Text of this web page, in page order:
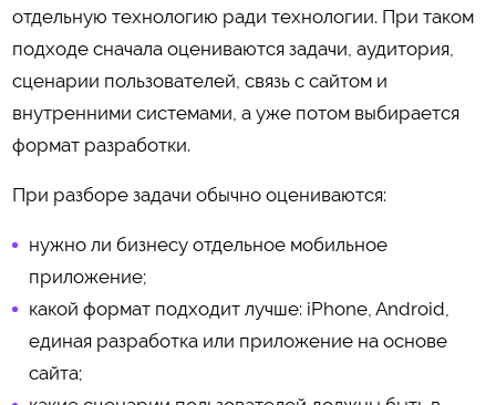
отдельную технологию ради технологии. При таком
подходе сначала оцениваются задачи, аудитория,
сценарии пользователей, связь с сайтом и
внутренними системами, а уже потом выбирается
формат разработки.
При разборе задачи обычно оцениваются:
нужно ли бизнесу отдельное мобильное
приложение;
какой формат подходит лучше: iPhone, Android,
единая разработка или приложение на основе
сайта;